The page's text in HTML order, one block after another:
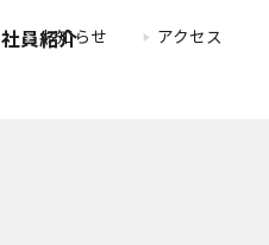
社員紹介
お知らせ アクセス